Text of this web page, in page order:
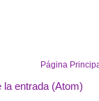
Página
la entrada (Atom)